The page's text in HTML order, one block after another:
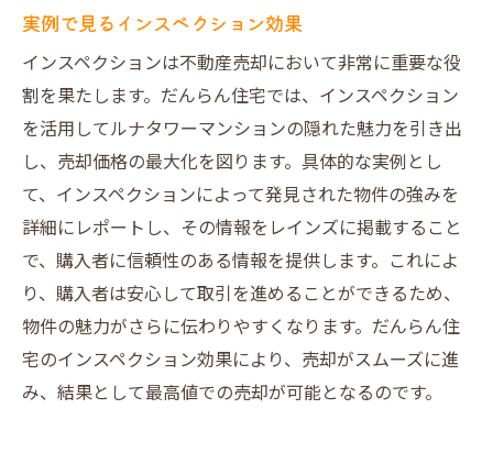
実例で見るインスペクション効果
インスペクションは不動産売却において非常に重要な役
割を果たします。だんらん住宅では、インスペクション
を活用してルナタワーマンションの隠れた魅力を引き出
し、売却価格の最大化を図ります。具体的な実例とし
て、インスペクションによって発見された物件の強みを
詳細にレポートし、その情報をレインズに掲載すること
で、購入者に信頼性のある情報を提供します。これによ
り、購入者は安心して取引を進めることができるため、
物件の魅力がさらに伝わりやすくなります。だんらん住
宅のインスペクション効果により、売却がスムーズに進
み、結果として最高値での売却が可能となるのです。